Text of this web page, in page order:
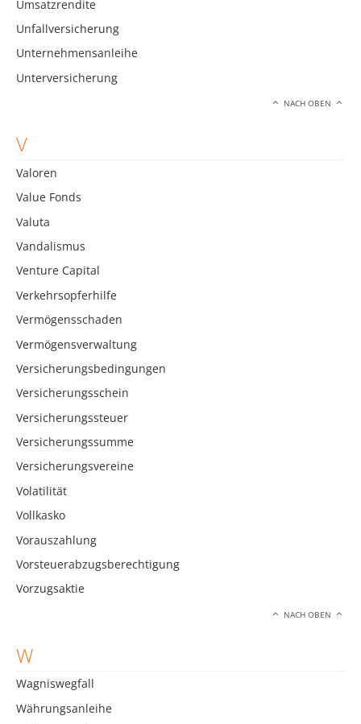
Umsatzrendite
Unfallversicherung
Unternehmensanleihe
Unterversicherung
NACH OBEN
V
Valoren
Value Fonds
Valuta
Vandalismus
Venture Capital
Verkehrsopferhilfe
Vermögensschaden
Vermögensverwaltung
Versicherungsbedingungen
Versicherungsschein
Versicherungssteuer
Versicherungssumme
Versicherungsvereine
Volatilität
Vollkasko
Vorauszahlung
Vorsteuerabzugsberechtigung
Vorzugsaktie
NACH OBEN
W
Wagniswegfall
Währungsanleihe